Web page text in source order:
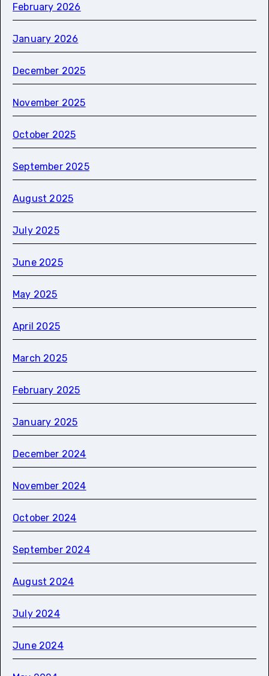
February 2026
January 2026
December 2025
November 2025
October 2025
September 2025
August 2025
July 2025
June 2025
May 2025
April 2025
March 2025
February 2025
January 2025
December 2024
November 2024
October 2024
September 2024
August 2024
July 2024
June 2024